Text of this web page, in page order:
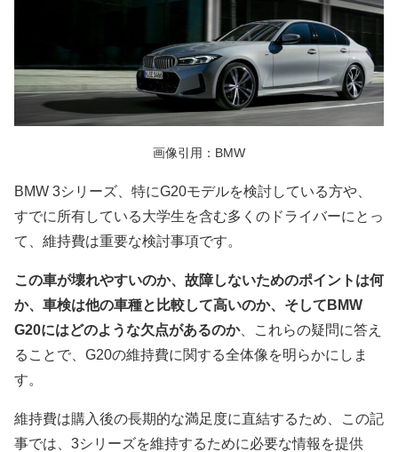
画像引用：BMW
BMW 3シリーズ、特にG20モデルを検討している方や、
すでに所有している大学生を含む多くのドライバーにとっ
て、維持費は重要な検討事項です。
この車が壊れやすいのか、故障しないためのポイントは何
か、車検は他の車種と比較して高いのか、そしてBMW
G20にはどのような欠点があるのか、これらの疑問に答え
ることで、G20の維持費に関する全体像を明らかにしま
す。
維持費は購入後の長期的な満足度に直結するため、この記
事では、3シリーズを維持するために必要な情報を提供